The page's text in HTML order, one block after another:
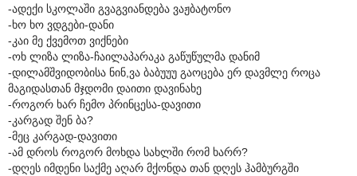
-ადექი სკოლაში გვაგვიანდება ვაჟბატონო
-ხო ხო ვდგები-დანი
-კაი მე ქვემოთ ვიქნები
-ოხ ლიზა ლიზა-ჩაილაპარაკა გაწუწულმა დანიმ
-დილამშვიდობისა ნინ,ვა ბაბუუუ გაოცება ერ დავმლე როცა
მაგიდასთან მჯდომი დაითი დავინახე
-როგორ ხარ ჩემო პრინცესა-დავითი
-კარგად შენ ბა?
-მეც კარგად-დავითი
-ამ დროს როგორ მოხდა სახლში რომ ხარრ?
-დღეს იმდენი საქმე აღარ მქონდა თან დღეს ჰამბურგში